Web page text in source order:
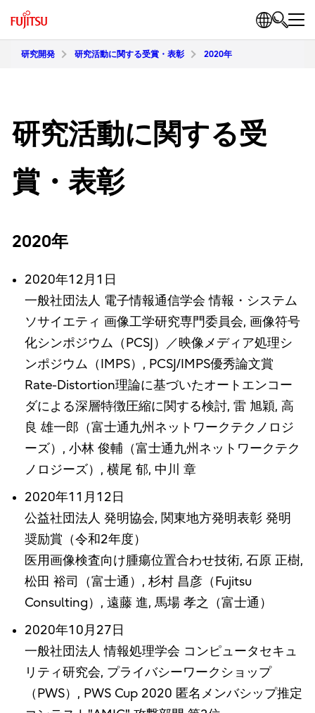
研究開発 研究活動に関する受賞・表彰 2020年
研究活動に関する受
賞・表彰
2020年
2020年12月1日
一般社団法人 電子情報通信学会 情報・システム
ソサイエティ 画像工学研究専門委員会, 画像符号
化シンポジウム（PCSJ）／映像メディア処理シ
ンポジウム（IMPS）, PCSJ/IMPS優秀論文賞
Rate-Distortion理論に基づいたオートエンコー
ダによる深層特徴圧縮に関する検討, 雷 旭穎, 高
良 雄一郎（富士通九州ネットワークテクノロジ
ーズ）, 小林 俊輔（富士通九州ネットワークテク
ノロジーズ）, 横尾 郁, 中川 章
2020年11月12日
公益社団法人 発明協会, 関東地方発明表彰 発明
奨励賞（令和2年度）
医用画像検査向け腫瘍位置合わせ技術, 石原 正樹,
松田 裕司（富士通）, 杉村 昌彦（Fujitsu
Consulting）, 遠藤 進, 馬場 孝之（富士通）
2020年10月27日
一般社団法人 情報処理学会 コンピュータセキュ
リティ研究会, プライバシーワークショップ
（PWS）, PWS Cup 2020 匿名メンバシップ推定